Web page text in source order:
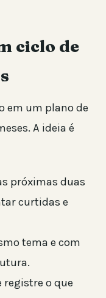
ciclo de
em um plano de
A ideia é
próximas duas
curtidas e
tema e com
registre o que